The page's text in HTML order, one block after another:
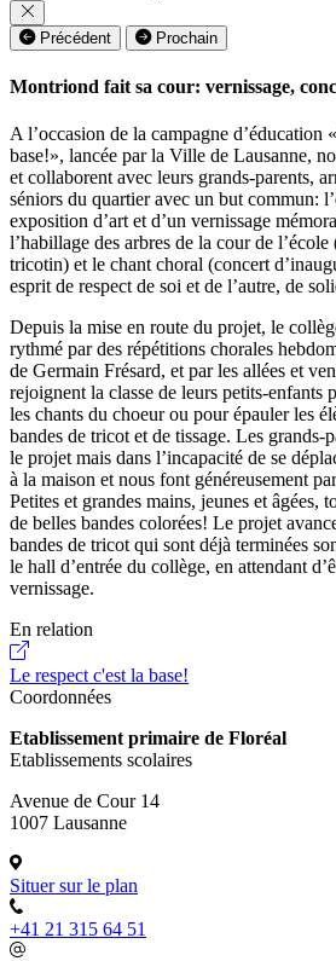
Précédent Prochain
Montriond fait sa cour: vernissage,
A l’occasion de la campagne d’éducation
base!», lancée par la Ville de Lausanne,
et collaborent avec leurs grands-parents,
séniors du quartier avec un but commun:
exposition d’art et d’un vernissage
l’habillage des arbres de la cour de
tricotin) et le chant choral (concert
esprit de respect de soi et de l’autre, de
Depuis la mise en route du projet, le
rythmé par des répétitions chorales
de Germain Frésard, et par les allées et
rejoignent la classe de leurs petits-enfants
les chants du choeur ou pour épauler les
bandes de tricot et de tissage. Les grands-
le projet mais dans l’incapacité de se
à la maison et nous font généreusement
Petites et grandes mains, jeunes et âgées,
de belles bandes colorées! Le projet
bandes de tricot qui sont déjà terminées
le hall d’entrée du collège, en attendant
vernissage.
En relation
Le respect c'est la base!
Coordonnées
Etablissement primaire de Floréal
Etablissements scolaires
Avenue de Cour 14
1007 Lausanne
Situer sur le plan
+41 21 315 64 51